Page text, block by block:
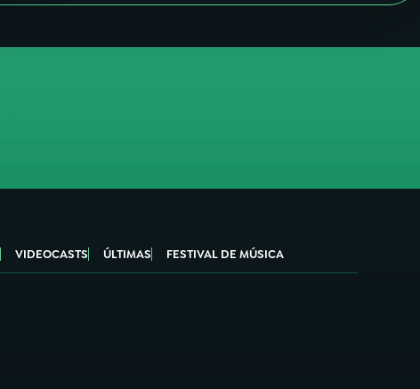
VIDEOCASTS ÚLTIMAS FESTIVAL DE MÚSICA